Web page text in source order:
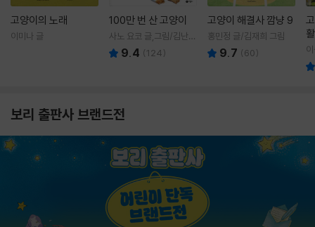
고양이의 노래
이미나 글
100만 번 산 고양이
사노 요코 글,그림/김난주
역 9.4 (124)
고양이 해결사 깜냥 9
홍민정 글/김재희 그림
9.7 (60)
보리 출판사 브랜드전